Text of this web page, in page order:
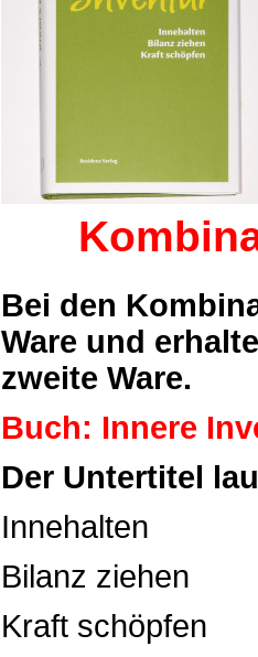
Bei den
Ware und
zweite Ware.
Buch: Innere
Der Untertitel
Innehalten
Bilanz ziehen
Kraft schöpfen